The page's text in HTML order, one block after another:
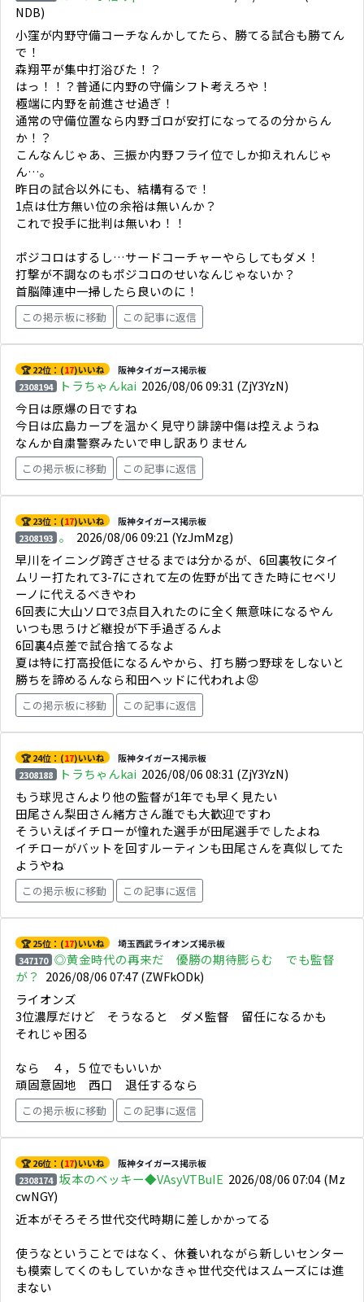
NDB)
小窪が内野守備コーチなんかしてたら、勝てる試合も勝てん
で！
森翔平が集中打浴びた！？
はっ！！？普通に内野の守備シフト考えろや！
極端に内野を前進させ過ぎ！
通常の守備位置なら内野ゴロが安打になってるの分からん
か！？
こんなんじゃあ、三振か内野フライ位でしか抑えれんじゃ
ん…。
昨日の試合以外にも、結構有るで！
1点は仕方無い位の余裕は無いんか？
これで投手に批判は無いわ！！
ポジコロはするし…サードコーチャーやらしてもダメ！
打撃が不調なのもポジコロのせいなんじゃないか？
首脳陣連中一掃したら良いのに！
この掲示板に移動 この記事に返信
🏆 22位：(17)いいね
阪神タイガース掲示板
2308194
トラちゃんkai 2026/08/06 09:31 (ZjY3YzN)
今日は原爆の日ですね
今日は広島カープを温かく見守り誹謗中傷は控えようね
なんか自粛警察みたいで申し訳ありません
この掲示板に移動 この記事に返信
🏆 23位：(17)いいね
阪神タイガース掲示板
2308193 。 2026/08/06 09:21 (YzJmMzg)
早川をイニング跨ぎさせるまでは分かるが、6回裏牧にタイ
ムリー打たれて3-7にされて左の佐野が出てきた時にセベリ
ーノに代えるべきやわ
6回表に大山ソロで3点目入れたのに全く無意味になるやん
いつも思うけど継投が下手過ぎるんよ
6回裏4点差で試合捨てるなよ
夏は特に打高投低になるんやから、打ち勝つ野球をしないと
勝ちを諦めるんなら和田ヘッドに代われよ😡
この掲示板に移動 この記事に返信
🏆 24位：(17)いいね
阪神タイガース掲示板
2308188
トラちゃんkai 2026/08/06 08:31 (ZjY3YzN)
もう球児さんより他の監督が1年でも早く見たい
田尾さん梨田さん緒方さん誰でも大歓迎ですわ
そういえばイチローが憧れた選手が田尾選手でしたよね
イチローがバットを回すルーティンも田尾さんを真似してた
ようやね
この掲示板に移動 この記事に返信
🏆 25位：(17)いいね
埼玉西武ライオンズ掲示板
347170 ◎黄金時代の再来だ 優勝の期待膨らむ でも監督
が？ 2026/08/06 07:47 (ZWFkODk)
ライオンズ
3位濃厚だけど そうなると ダメ監督 留任になるかも
それじゃ困る
なら ４，５位でもいいか
頑固意固地 西口 退任するなら
この掲示板に移動 この記事に返信
🏆 26位：(17)いいね
阪神タイガース掲示板
2308174 坂本のベッキー◆VAsyVTBuIE 2026/08/06 07:04(Mz
cwNGY)
近本がそろそろ世代交代時期に差しかかってる
使うなということではなく、休養いれながら新しいセンター
も模索してくのもしていかなきゃ世代交代はスムーズには進
まない